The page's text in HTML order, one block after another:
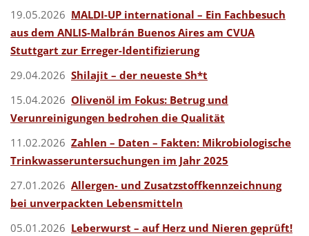
19.05.2026 MALDI-UP international – Ein Fachbesuch
aus dem ANLIS-Malbrán Buenos Aires am CVUA
Stuttgart zur Erreger-Identifizierung
29.04.2026 Shilajit – der neueste Sh*t
15.04.2026 Olivenöl im Fokus: Betrug und
Verunreinigungen bedrohen die Qualität
11.02.2026 Zahlen – Daten – Fakten: Mikrobiologische
Trinkwasser­untersuchungen im Jahr 2025
27.01.2026 Allergen- und Zusatzstoffkennzeichnung
bei unverpackten Lebensmitteln
05.01.2026 Leberwurst – auf Herz und Nieren geprüft!